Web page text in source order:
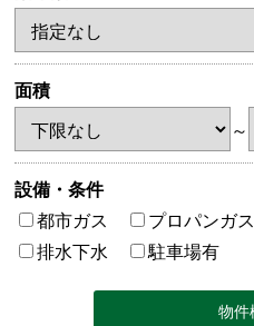
面積
～
設備・条件
都市ガス
プロパンガス
排水下水
駐車場有